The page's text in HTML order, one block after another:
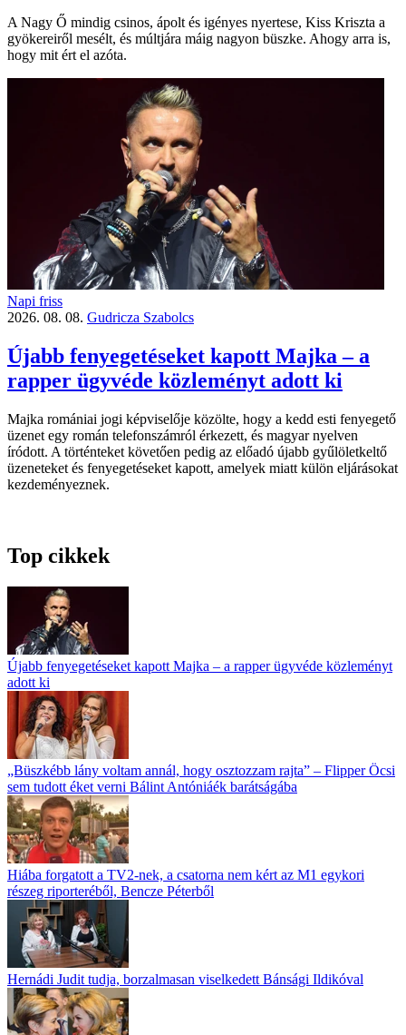
A Nagy Ő mindig csinos, ápolt és igényes nyertese, Kiss Kriszta a
gyökereiről mesélt, és múltjára máig nagyon büszke. Ahogy arra is,
hogy mit ért el azóta.
Napi friss
2026. 08. 08. Gudricza Szabolcs
Újabb fenyegetéseket kapott Majka – a
rapper ügyvéde közleményt adott ki
Majka romániai jogi képviselője közölte, hogy a kedd esti fenyegető
üzenet egy román telefonszámról érkezett, és magyar nyelven
íródott. A történteket követően pedig az előadó újabb gyűlöletkeltő
üzeneteket és fenyegetéseket kapott, amelyek miatt külön eljárásokat
kezdeményeznek.
Top cikkek
Újabb fenyegetéseket kapott Majka – a rapper ügyvéde közleményt
adott ki
„Büszkébb lány voltam annál, hogy osztozzam rajta” – Flipper Öcsi
sem tudott éket verni Bálint Antóniáék barátságába
Hiába forgatott a TV2-nek, a csatorna nem kért az M1 egykori
részeg riporteréből, Bencze Péterből
Hernádi Judit tudja, borzalmasan viselkedett Bánsági Ildikóval